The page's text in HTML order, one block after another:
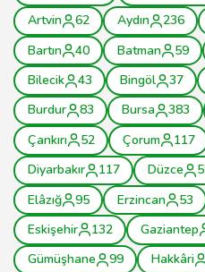
Artvin
62 Aydın 236
Bartın
40 Batman 59
Bilecik
43 Bingöl 37
Burdur
83 Bursa 383
Çankırı
52 Çorum 117
Diyarbakır
117 Düzce
Elâzığ
95 Erzincan 53
Eskişehir
132 Gaziantep
Gümüşhane
99 Hakkâri